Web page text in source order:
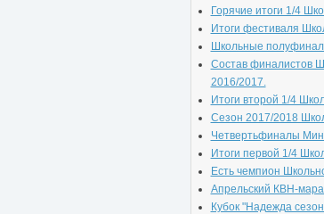
Горячие итоги 1/4
Итоги фестиваля
Школьные
Состав финалистов
2016/2017.
Итоги второй 1/4
Сезон 2017/2018
Четвертьфиналы
Итоги первой 1/4
Есть чемпион
Апрельский КВН-
Кубок "Надежда